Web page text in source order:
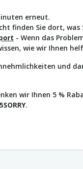
erneut.
finden Sie dort, was
- Wenn das
wie wir Ihnen
und
wir Ihnen 5 %
5SORRY.